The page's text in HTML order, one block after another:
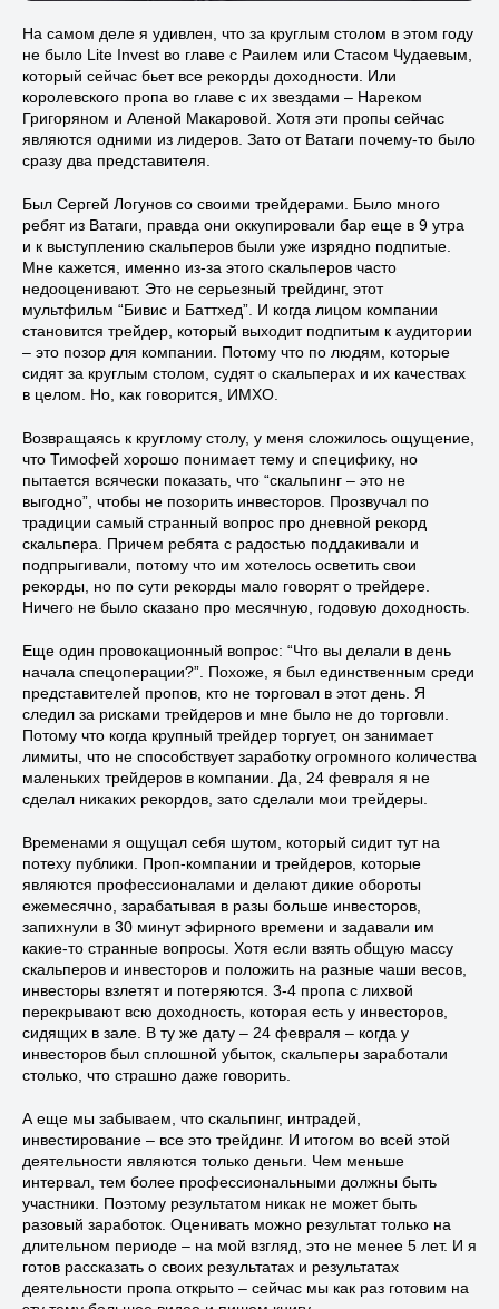
На самом деле я удивлен, что за круглым столом в этом году
не было Lite Invest во главе с Раилем или Стасом Чудаевым,
который сейчас бьет все рекорды доходности. Или
королевского пропа во главе с их звездами – Нареком
Григоряном и Аленой Макаровой. Хотя эти пропы сейчас
являются одними из лидеров. Зато от Ватаги почему-то было
сразу два представителя.
Был Сергей Логунов со своими трейдерами. Было много
ребят из Ватаги, правда они оккупировали бар еще в 9 утра
и к выступлению скальперов были уже изрядно подпитые.
Мне кажется, именно из-за этого скальперов часто
недооценивают. Это не серьезный трейдинг, этот
мультфильм “Бивис и Баттхед”. И когда лицом компании
становится трейдер, который выходит подпитым к аудитории
– это позор для компании. Потому что по людям, которые
сидят за круглым столом, судят о скальперах и их качествах
в целом. Но, как говорится, ИМХО.
Возвращаясь к круглому столу, у меня сложилось ощущение,
что Тимофей хорошо понимает тему и специфику, но
пытается всячески показать, что “скальпинг – это не
выгодно”, чтобы не позорить инвесторов. Прозвучал по
традиции самый странный вопрос про дневной рекорд
скальпера. Причем ребята с радостью поддакивали и
подпрыгивали, потому что им хотелось осветить свои
рекорды, но по сути рекорды мало говорят о трейдере.
Ничего не было сказано про месячную, годовую доходность.
Еще один провокационный вопрос: “Что вы делали в день
начала спецоперации?”. Похоже, я был единственным среди
представителей пропов, кто не торговал в этот день. Я
следил за рисками трейдеров и мне было не до торговли.
Потому что когда крупный трейдер торгует, он занимает
лимиты, что не способствует заработку огромного количества
маленьких трейдеров в компании. Да, 24 февраля я не
сделал никаких рекордов, зато сделали мои трейдеры.
Временами я ощущал себя шутом, который сидит тут на
потеху публики. Проп-компании и трейдеров, которые
являются профессионалами и делают дикие обороты
ежемесячно, зарабатывая в разы больше инвесторов,
запихнули в 30 минут эфирного времени и задавали им
какие-то странные вопросы. Хотя если взять общую массу
скальперов и инвесторов и положить на разные чаши весов,
инвесторы взлетят и потеряются. 3-4 пропа с лихвой
перекрывают всю доходность, которая есть у инвесторов,
сидящих в зале. В ту же дату – 24 февраля – когда у
инвесторов был сплошной убыток, скальперы заработали
столько, что страшно даже говорить.
А еще мы забываем, что скальпинг, интрадей,
инвестирование – все это трейдинг. И итогом во всей этой
деятельности являются только деньги. Чем меньше
интервал, тем более профессиональными должны быть
участники. Поэтому результатом никак не может быть
разовый заработок. Оценивать можно результат только на
длительном периоде – на мой взгляд, это не менее 5 лет. И я
готов рассказать о своих результатах и результатах
деятельности пропа открыто – сейчас мы как раз готовим на